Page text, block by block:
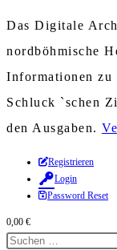
Das Digitale
nordböhmische
Informationen zu
Schluck `schen
den Ausgaben.
Zum
Inhalt
springen
Registrieren
Login
Password Reset
0,00 €
Diese